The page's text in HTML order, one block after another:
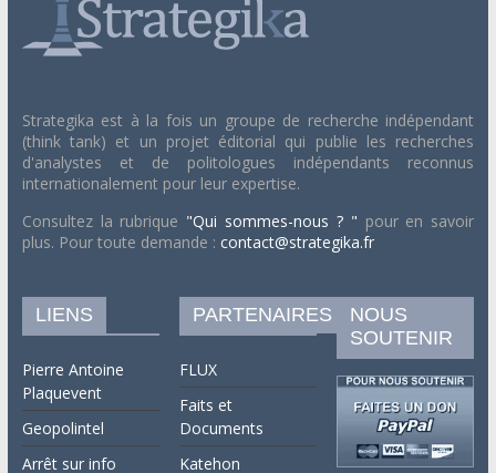
Strategika est à la fois un groupe de recherche indépendant
(think tank) et un projet éditorial qui publie les recherches
d'analystes et de politologues indépendants reconnus
internationalement pour leur expertise.
Consultez la rubrique "Qui sommes-nous ? " pour en savoir
plus. Pour toute demande : contact@strategika.fr
LIENS
Pierre Antoine
Plaquevent
Geopolintel
Arrêt sur info
PARTENAIRES
FLUX
Faits et
Documents
Katehon
NOUS
SOUTENIR